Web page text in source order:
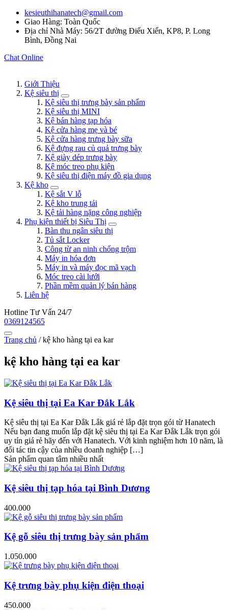
kesieuthihanatech@gmail.com
Giao Hàng: Toàn Quốc
Địa chỉ Nhà Máy: 56/2T đường Điểu Xiển, KP8, P. Long
Bình, Đồng Nai
Chat Online
Giới Thiệu
Kệ siêu thị
Kệ siêu thị trưng bày sản phẩm
Kệ siêu thị MINI
Kệ bán hàng tạp hóa
Kệ cửa hàng mẹ và bé
Kệ cửa hàng trưng bày sữa
Kệ đựng rau củ quả trưng bày
Kệ giày dép trưng bày
Kệ móc treo phụ kiện
Kệ siêu thị điện máy đồ gia dụng
Kệ kho
Kệ sắt V lỗ
Kệ kho trung tải
Kệ tải hàng nặng công nghiệp
Phụ kiện thiết bị Siêu Thị
Bàn thu ngân siêu thị
Tủ sắt Locker
Công từ an ninh chống trộm
Máy in hóa đơn
Máy in và máy đọc mã vạch
Móc treo cài lưới
Phần mềm quản lý bán hàng
Liên hệ
Hotline Tư Vấn 24/7
0369124565
Trang chủ /kệ kho hàng tại ea kar
kệ kho hàng tại ea kar
Kệ siêu thị tại Ea Kar Đắk Lắk
Kệ siêu thị tại Ea Kar Đắk Lắk giá rẻ lắp đặt trọn gói từ Hanatech
Nếu bạn đang muốn lắp đặt kệ siêu thị tại Ea Kar Đắk Lắk trọn gói
uy tín giá rẻ hãy đến với Hanatech. Với kinh nghiệm hơn 10 năm, là
đối tác tin cậy của nhiều doanh nghiệp […]
Sản phẩm quan tâm nhiều nhất
Kệ siêu thị tạp hóa tại Bình Dương
400.000
Kệ gỗ siêu thị trưng bày sản phẩm
1.050.000
Kệ trưng bày phụ kiện điện thoại
450.000